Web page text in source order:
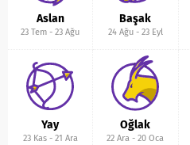
Aslan
23 Tem -23 Ağu
Başak
24 Ağu- 23 Eyl
Yay
23 Kas- 21 Ara
Oğlak
22 Ara -20 Oca